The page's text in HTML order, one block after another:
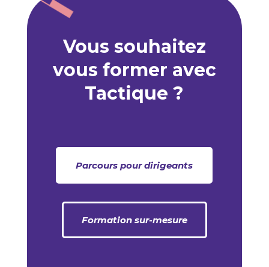
Vous souhaitez
vous former avec
Tactique ?
Parcours pour dirigeants
Formation sur-mesure